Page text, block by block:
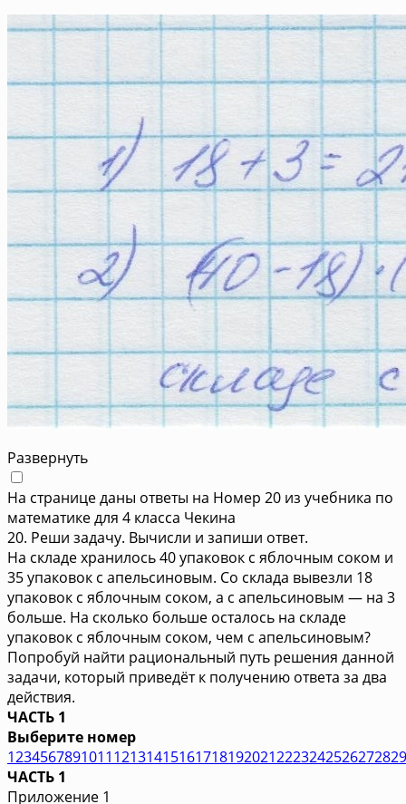
Развернуть
На странице даны ответы на Номер 20 из учебника по
математике для 4 класса Чекина
20. Реши задачу. Вычисли и запиши ответ.
На складе хранилось 40 упаковок с яблочным соком и
35 упаковок с апельсиновым. Со склада вывезли 18
упаковок с яблочным соком, а с апельсиновым — на 3
больше. На сколько больше осталось на складе
упаковок с яблочным соком, чем с апельсиновым?
Попробуй найти рациональный путь решения данной
задачи, который приведёт к получению ответа за два
действия.
ЧАСТЬ 1
Выберите номер
1234567891011121314151617181920212223242526272829
ЧАСТЬ 1
Приложение 1